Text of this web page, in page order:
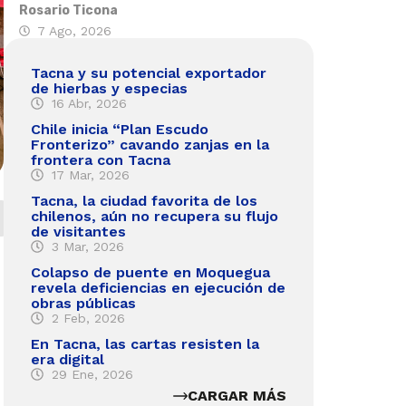
Rosario Ticona
7 Ago, 2026
Tacna y su potencial exportador
de hierbas y especias
16 Abr, 2026
Chile inicia “Plan Escudo
Fronterizo” cavando zanjas en la
frontera con Tacna
17 Mar, 2026
Tacna, la ciudad favorita de los
chilenos, aún no recupera su flujo
de visitantes
3 Mar, 2026
Colapso de puente en Moquegua
revela deficiencias en ejecución de
obras públicas
2 Feb, 2026
En Tacna, las cartas resisten la
era digital
29 Ene, 2026
CARGAR MÁS